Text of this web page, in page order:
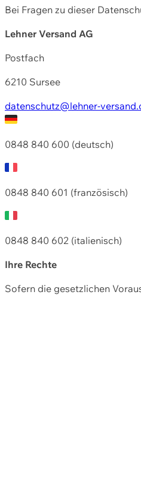
Bei Fragen zu dieser
Lehner Versand AG
Postfach
6210 Sursee
datenschutz@lehner-
0848 840 600 (deutsch)
0848 840 601 (französisch)
0848 840 602 (italienisch)
Ihre Rechte
Sofern die gesetzlichen